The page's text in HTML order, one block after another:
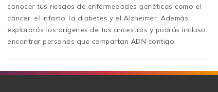
conocer tus riesgos de enfermedades genéticas como el
cáncer, el infarto, la diabetes y el Alzheimer. Además,
explorarás los orígenes de tus ancestros y podrás incluso
encontrar personas que compartan ADN contigo.